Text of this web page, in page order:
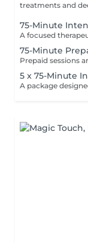
treatments and
75-Minute
75-Minute
5 x 75-Minute